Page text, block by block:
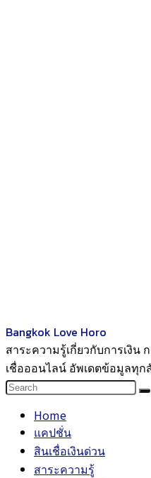
Bangkok Love Horo
สาระความรู้เกี่ยวกับการเงิ
เชื่อออนไลน์ อัพเดตข้อมูลทุก
Home
แคปชั่น
สินเชื่อเงินด่วน
สาระความรู้